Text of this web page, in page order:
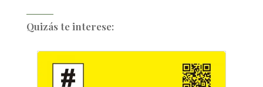
Quizás te interese: